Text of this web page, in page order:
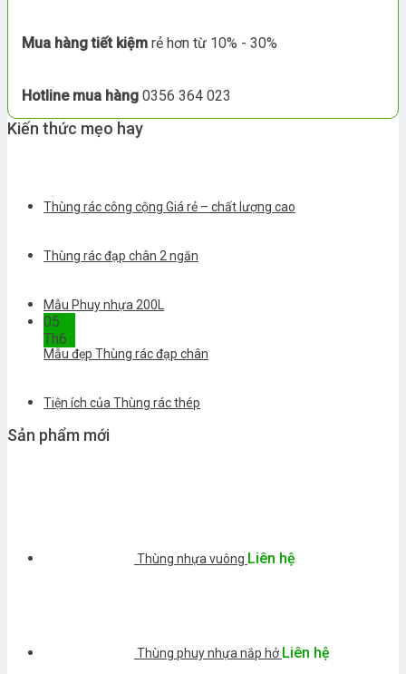
Mua hàng tiết kiệm rẻ hơn từ 10% - 30%
Hotline mua hàng 0356 364 023
Kiến thức mẹo hay
Thùng rác công cộng Giá rẻ – chất lượng cao
Thùng rác đạp chân 2 ngăn
Mẫu Phuy nhựa 200L
05
Th6
Mẫu đẹp Thùng rác đạp chân
Tiện ích của Thùng rác thép
Sản phẩm mới
Thùng nhựa vuông Liên hệ
Thùng phuy nhựa nắp hở Liên hệ